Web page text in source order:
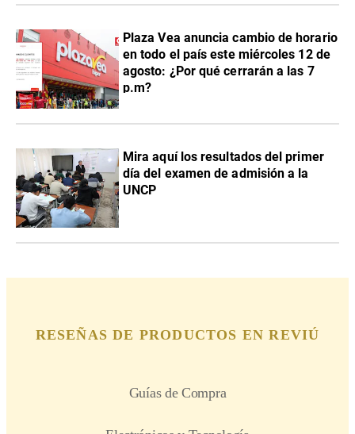
Plaza Vea anuncia cambio de horario
en todo el país este miércoles 12 de
agosto: ¿Por qué cerrarán a las 7
p.m?
Mira aquí los resultados del primer
día del examen de admisión a la
UNCP